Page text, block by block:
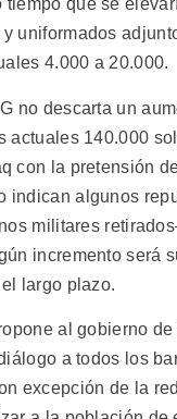
tiempo que se
uniformados
4.000 a 20.000.
no descarta un
actuales 140.000
con la pretensión
indican algunos
militares
incremento será
largo plazo.
al gobierno de
a todos los
excepción de la